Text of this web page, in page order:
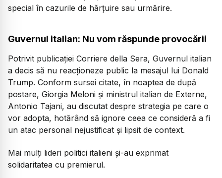
special în cazurile de hărțuire sau urmărire.
Guvernul italian: Nu vom răspunde provocării
Potrivit publicației Corriere della Sera, Guvernul italian
a decis să nu reacționeze public la mesajul lui Donald
Trump. Conform sursei citate, în noaptea de după
postare, Giorgia Meloni și ministrul italian de Externe,
Antonio Tajani, au discutat despre strategia pe care o
vor adopta, hotărând să ignore ceea ce consideră a fi
un atac personal nejustificat și lipsit de context.
Mai mulți lideri politici italieni și-au exprimat
solidaritatea cu premierul.